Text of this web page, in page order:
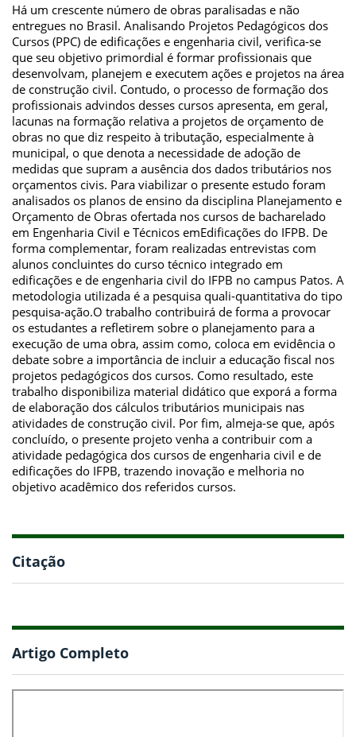
Há um crescente número de obras paralisadas e não
entregues no Brasil. Analisando Projetos Pedagógicos dos
Cursos (PPC) de edificações e engenharia civil, verifica-se
que seu objetivo primordial é formar profissionais que
desenvolvam, planejem e executem ações e projetos na área
de construção civil. Contudo, o processo de formação dos
profissionais advindos desses cursos apresenta, em geral,
lacunas na formação relativa a projetos de orçamento de
obras no que diz respeito à tributação, especialmente à
municipal, o que denota a necessidade de adoção de
medidas que supram a ausência dos dados tributários nos
orçamentos civis. Para viabilizar o presente estudo foram
analisados os planos de ensino da disciplina Planejamento e
Orçamento de Obras ofertada nos cursos de bacharelado
em Engenharia Civil e Técnicos emEdificações do IFPB. De
forma complementar, foram realizadas entrevistas com
alunos concluintes do curso técnico integrado em
edificações e de engenharia civil do IFPB no campus Patos. A
metodologia utilizada é a pesquisa quali-quantitativa do tipo
pesquisa-ação.O trabalho contribuirá de forma a provocar
os estudantes a refletirem sobre o planejamento para a
execução de uma obra, assim como, coloca em evidência o
debate sobre a importância de incluir a educação fiscal nos
projetos pedagógicos dos cursos. Como resultado, este
trabalho disponibiliza material didático que exporá a forma
de elaboração dos cálculos tributários municipais nas
atividades de construção civil. Por fim, almeja-se que, após
concluído, o presente projeto venha a contribuir com a
atividade pedagógica dos cursos de engenharia civil e de
edificações do IFPB, trazendo inovação e melhoria no
objetivo acadêmico dos referidos cursos.
Citação
Artigo Completo